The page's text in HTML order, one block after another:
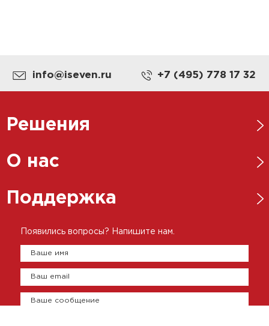
info@iseven.ru +7 (495) 778 17 32
Решения
Нефтегазовая отрасль
Энергетика
О нас
Новости
История
Представительства
Оплата и доставка
Контакты
Поддержка
Каталоги
Брошюры
Сертификаты
Появились вопросы? Напишите нам.
Ваше имя
Ваш email
Ваше сообщение